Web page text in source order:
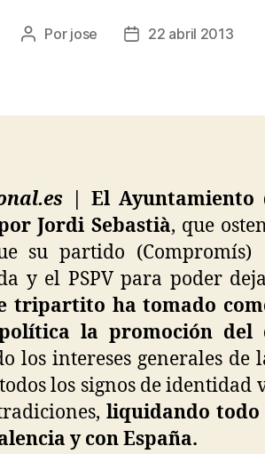
Por jose 22 abril 2013
| El Ayuntamiento
Jordi Sebastià, que
su partido
y el PSPV para poder
tripartito ha tomado
la promoción del
los intereses generales de
los signos de identidad
liquidando todo
y con España.